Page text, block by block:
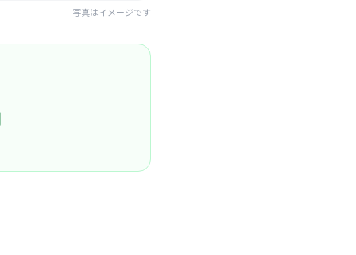
写真はイメージです